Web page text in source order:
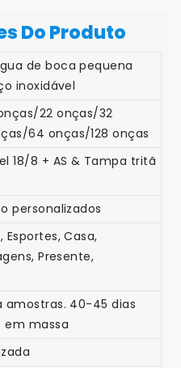
Do Produto
de boca pequena
inoxidável
22 onças/32
64 onças/128 onças
18/8 + AS & Tampa tritã
personalizados
Esportes, Casa,
Presente,
amostras. 40-45 dias
em massa